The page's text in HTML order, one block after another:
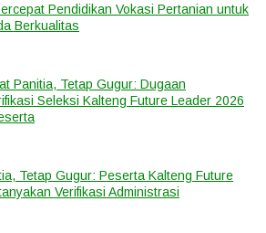
Pendidikan Vokasi Pertanian untuk
Berkualitas
Panitia, Tetap Gugur: Dugaan
Seleksi Kalteng Future Leader 2026
Tetap Gugur: Peserta Kalteng Future
Verifikasi Administrasi